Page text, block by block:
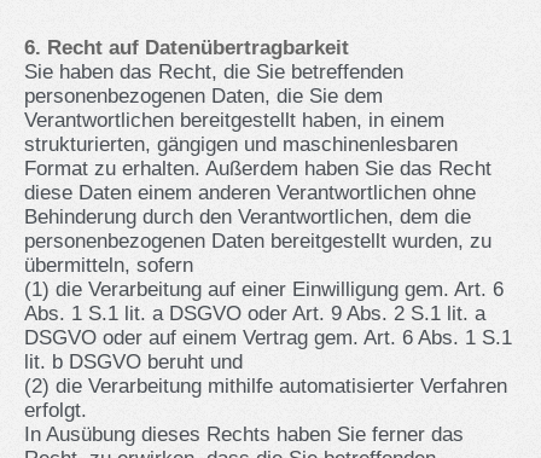
6. Recht auf Datenübertragbarkeit
Sie haben das Recht, die Sie betreffenden
personenbezogenen Daten, die Sie dem
Verantwortlichen bereitgestellt haben, in einem
strukturierten, gängigen und maschinenlesbaren
Format zu erhalten. Außerdem haben Sie das Recht
diese Daten einem anderen Verantwortlichen ohne
Behinderung durch den Verantwortlichen, dem die
personenbezogenen Daten bereitgestellt wurden, zu
übermitteln, sofern
(1) die Verarbeitung auf einer Einwilligung gem. Art. 6
Abs. 1 S.1 lit. a DSGVO oder Art. 9 Abs. 2 S.1 lit. a
DSGVO oder auf einem Vertrag gem. Art. 6 Abs. 1 S.1
lit. b DSGVO beruht und
(2) die Verarbeitung mithilfe automatisierter Verfahren
erfolgt.
In Ausübung dieses Rechts haben Sie ferner das